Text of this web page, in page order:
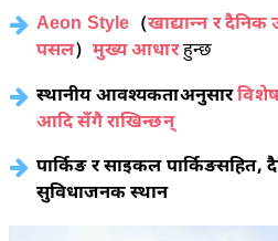
Aeon Style （खाद्यान्न र दैनिक
पसल） मुख्य आधारहुन्छ
स्थानीय आवश्यकताअनुसार
आदि सँगै राखिन्छन्
पार्किङ र साइकल
सुविधाजनक स्थान